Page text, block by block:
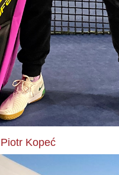
Kopeć